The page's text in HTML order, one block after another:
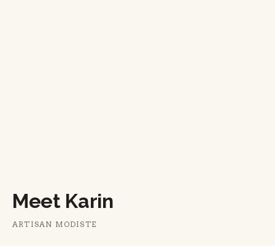
Meet Karin
ARTISAN MODISTE